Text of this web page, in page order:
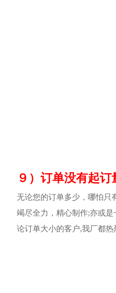
９）订单没有起
无论您的订单多少，哪怕只
竭尽全力，精心制作;亦或
论订单大小的客户,我厂都热